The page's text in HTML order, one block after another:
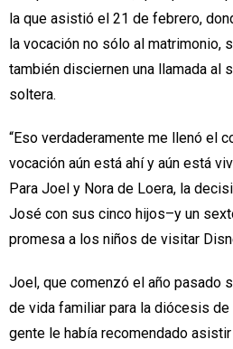
la que asistió el 21 de febrero,
la vocación no sólo al matrimonio,
también disciernen una llamada al
soltera.
“Eso verdaderamente me llenó el
vocación aún está ahí y aún está
Para Joel y Nora de Loera, la
José con sus cinco hijos–y un
promesa a los niños de visitar
Joel, que comenzó el año pasado
de vida familiar para la diócesis de
gente le había recomendado